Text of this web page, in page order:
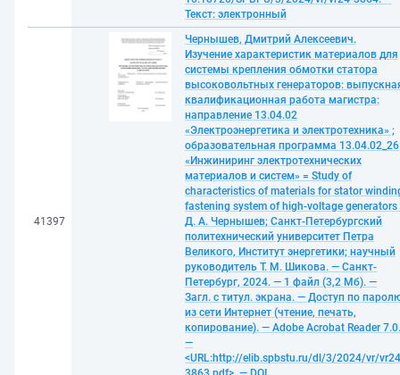
Текст: электронный
41397
Чернышев, Дмитрий Алексеевич.
Изучение характеристик материалов для
системы крепления обмотки статора
высоковольтных генераторов:
квалификационная работа магистра:
направление 13.04.02
«Электроэнергетика и электротехника» ;
образовательная программа 13.04.02_26
«Инжиниринг электротехнических
материалов и систем» = Study of
characteristics of materials for stator
fastening system of high-voltage
Д. А. Чернышев; Санкт-Петербургский
политехнический университет Петра
Великого, Институт энергетики; научный
руководитель Т. М. Шикова. — Санкт-
Петербург, 2024. — 1 файл (3,2 Мб). —
Загл. с титул. экрана. — Доступ по
из сети Интернет (чтение, печать,
копирование). — Adobe Acrobat Reader 7.0.
—
<URL:http://elib.spbstu.ru/dl/3/2024/vr/